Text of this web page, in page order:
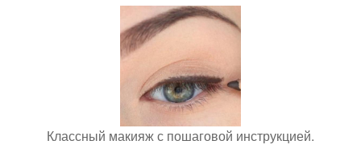
Классный макияж с пошаговой инструкцией.